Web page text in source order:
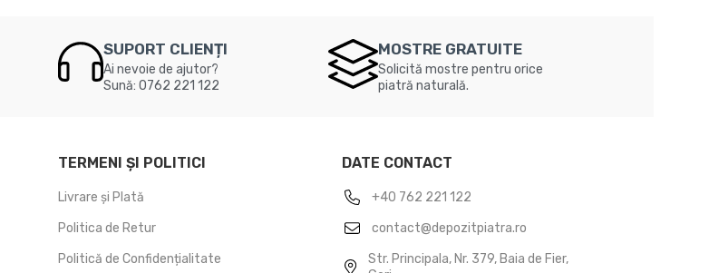
SUPORT CLIENȚI
Ai nevoie de ajutor?
Sună: 0762 221 122
MOSTRE GRATUITE
Solicită mostre pentru orice
piatră naturală.
TERMENI ȘI POLITICI
Livrare și Plată
Politica de Retur
Politică de Confidențialitate
DATE CONTACT
+40 762 221 122
contact@depozitpiatra.ro
Str. Principala, Nr. 379, Baia de Fier,